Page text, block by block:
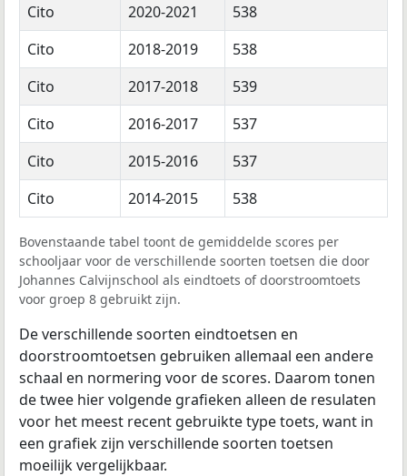
Cito
2020-2021
538
Cito
2018-2019
538
Cito
2017-2018
539
Cito
2016-2017
537
Cito
2015-2016
537
Cito
2014-2015 538
Bovenstaande tabel toont de gemiddelde scores per
schooljaar voor de verschillende soorten toetsen die door
Johannes Calvijnschool als eindtoets of doorstroomtoets
voor groep 8 gebruikt zijn.
De verschillende soorten eindtoetsen en
doorstroomtoetsen gebruiken allemaal een andere
schaal en normering voor de scores. Daarom tonen
de twee hier volgende grafieken alleen de resulaten
voor het meest recent gebruikte type toets, want in
een grafiek zijn verschillende soorten toetsen
moeilijk vergelijkbaar.